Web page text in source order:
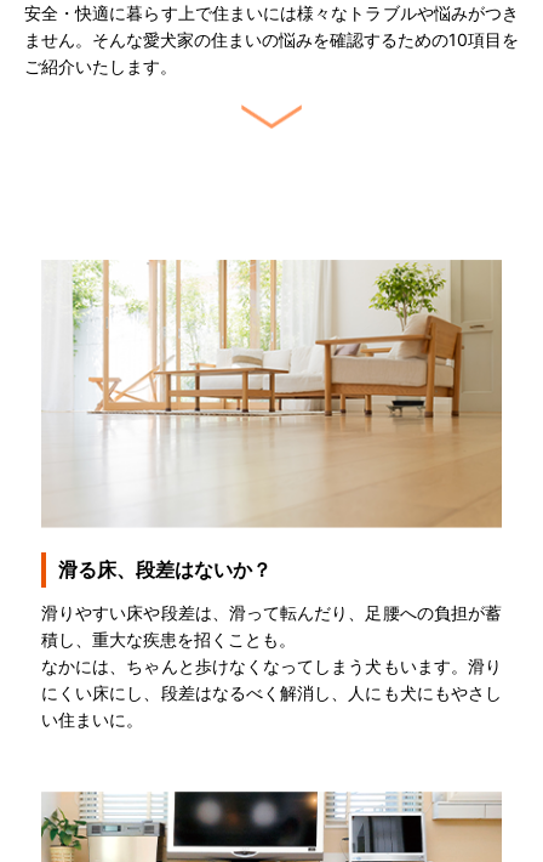
安全・快適に暮らす上で住まいには様々なトラブルや悩みがつき
ません。 そんな愛犬家の住まいの悩みを確認するための10項目を
ご紹介いたします。
滑る床、段差はないか？
滑りやすい床や段差は、滑って転んだり、足腰への負担が蓄
積し、重大な疾患を招くことも。
なかには、ちゃんと歩けなくなってしまう犬もいます。滑り
にくい床にし、段差はなるべく解消し、人にも犬にもやさし
い住まいに。